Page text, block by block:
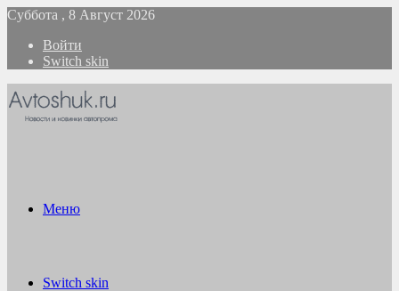
Суббота , 8 Август 2026
Войти
Switch skin
Меню
Switch skin